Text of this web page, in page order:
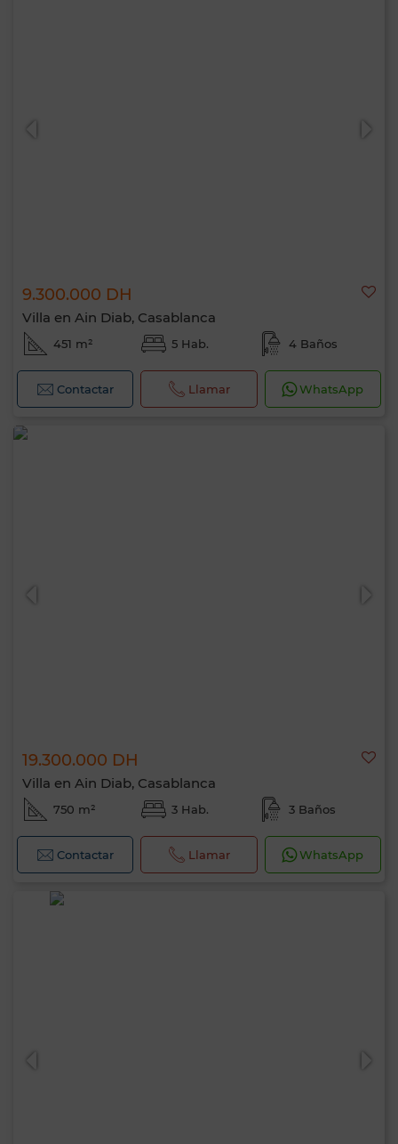
9.300.000 DH
Villa en Ain Diab, Casablanca
451 m² 5 Hab. 4 Baños
Contactar Llamar WhatsApp
19.300.000 DH
Villa en Ain Diab, Casablanca
750 m² 3 Hab. 3 Baños
Contactar Llamar WhatsApp